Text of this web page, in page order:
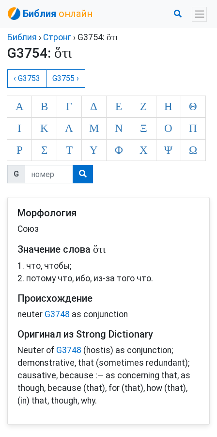
Библия онлайн
Библия › Стронг › G3754: ὅτι
G3754: ὅτι
‹ G3753 G3755 ›
Α Β Γ Δ Ε Ζ Η
Θ
Ι
Κ Λ Μ Ν Ξ Ο
Π
Ρ
Σ Τ Υ Φ Χ Ψ Ω
G
Морфология
Союз
Значение слова ὅτι
1. что, чтобы;
2. потому что, ибо, из-за того что.
Происхождение
neuter G3748 as conjunction
Оригинал из Strong Dictionary
Neuter of G3748 (hostis) as conjunction;
demonstrative, that (sometimes redundant);
causative, because :— as concerning that, as
though, because (that), for (that), how (that),
(in) that, though, why.